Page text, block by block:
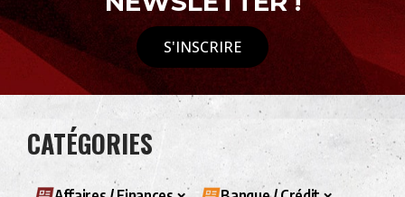
S'INSCRIRE
CATÉGORIES